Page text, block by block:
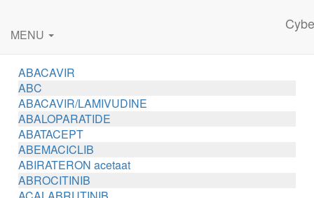
MENU
ABACAVIR
ABC
ABACAVIR/LAMIVUDINE
ABALOPARATIDE
ABATACEPT
ABEMACICLIB
ABIRATERON acetaat
ABROCITINIB